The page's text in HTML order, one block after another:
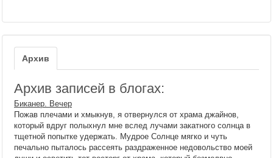
Архив
Архив записей в блогах:
Биканер. Вечер
Пожав плечами и хмыкнув, я отвернулся от храма джайнов,
который вдруг полыхнул мне вслед лучами закатного солнца в
тщетной попытке удержать. Мудрое Солнце мягко и чуть
печально пыталось рассеять раздраженное недовольство моей